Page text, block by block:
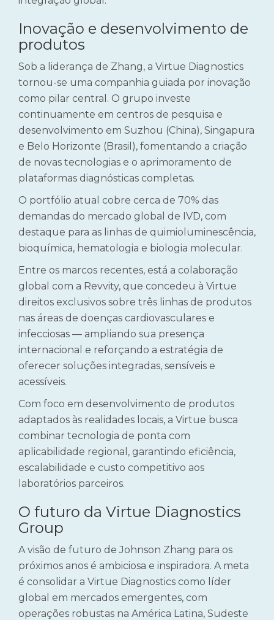
Inovação e desenvolvimento de
produtos
Sob a liderança de Zhang, a Virtue Diagnostics
tornou-se uma companhia guiada por inovação
como pilar central. O grupo investe
continuamente em centros de pesquisa e
desenvolvimento em Suzhou (China), Singapura
e Belo Horizonte (Brasil), fomentando a criação
de novas tecnologias e o aprimoramento de
plataformas diagnósticas completas.
O portfólio atual cobre cerca de 70% das
demandas do mercado global de IVD, com
destaque para as linhas de quimioluminescência,
bioquímica, hematologia e biologia molecular.
Entre os marcos recentes, está a colaboração
global com a Revvity, que concedeu à Virtue
direitos exclusivos sobre três linhas de produtos
nas áreas de doenças cardiovasculares e
infecciosas — ampliando sua presença
internacional e reforçando a estratégia de
oferecer soluções integradas, sensíveis e
acessíveis.
Com foco em desenvolvimento de produtos
adaptados às realidades locais, a Virtue busca
combinar tecnologia de ponta com
aplicabilidade regional, garantindo eficiência,
escalabilidade e custo competitivo aos
laboratórios parceiros.
O futuro da Virtue Diagnostics
Group
A visão de futuro de Johnson Zhang para os
próximos anos é ambiciosa e inspiradora. A meta
é consolidar a Virtue Diagnostics como líder
global em mercados emergentes, com
operações robustas na América Latina, Sudeste